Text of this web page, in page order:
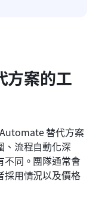
案的工
替代方案
、流程自動化深
不同。團隊通常會
採用情況以及價格